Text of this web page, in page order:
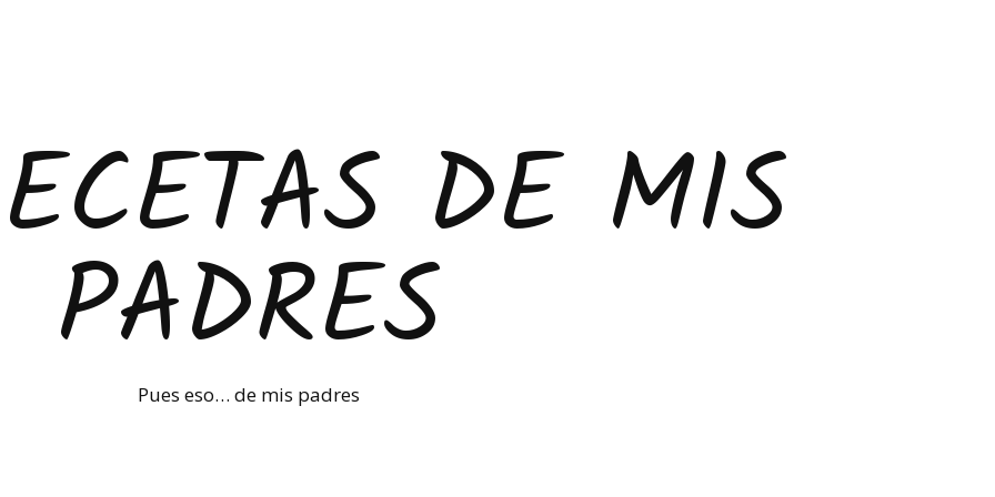
DE MIS
PADRES
Pues eso… de mis padres